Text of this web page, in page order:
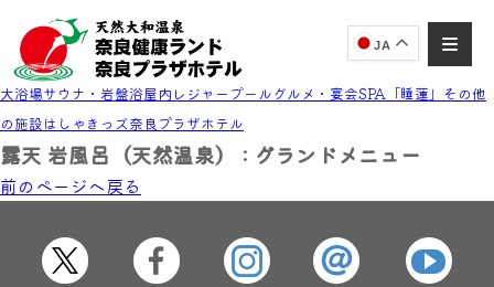
JA
大浴場サウナ・岩盤浴屋内レジャープールグルメ・宴会SPA「睡蓮」 その他
の施設はしゃきっズ奈良プラザホテル
露天 岩風呂（天然温泉） : グランドメニュー
前のページヘ戻る奈良健康ランド
奈良健康ランド AIコンシェルジュです。